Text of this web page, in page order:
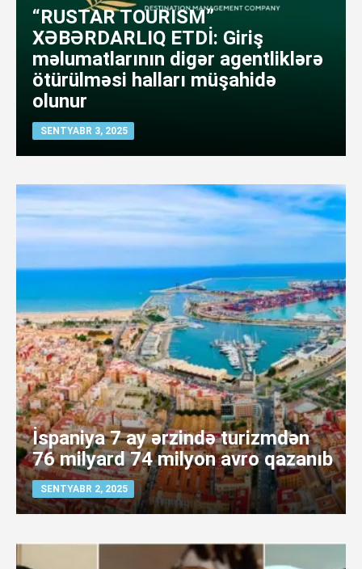
“RUSTAR TOURISM”
XƏBƏRDARLIQ ETDİ: Giriş
məlumatlarının digər agentliklərə
ötürülməsi halları müşahidə
olunur
SENTYABR 3, 2025
İspaniya 7 ay ərzində turizmdən
76 milyard 74 milyon avro qazanıb
SENTYABR 2, 2025